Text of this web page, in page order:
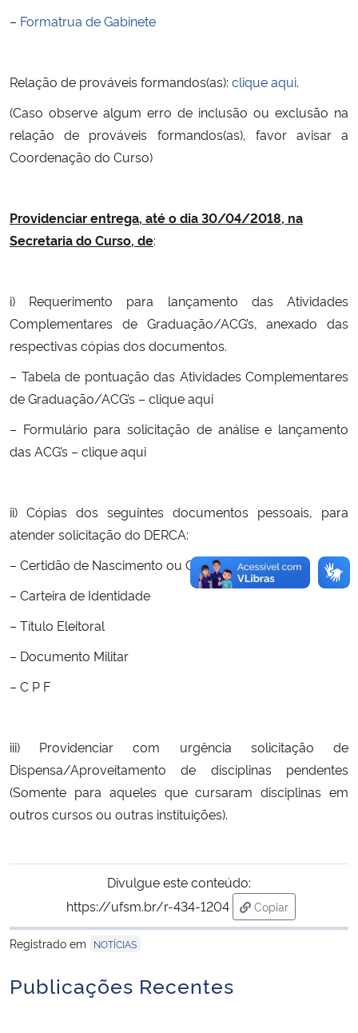
Planalto
– Formatrua de Gabinete
Relação de prováveis formandos(as): clique aqui.
(Caso observe algum erro de inclusão ou exclusão na
relação de prováveis formandos(as), favor avisar a
Coordenação do Curso)
Providenciar entrega, até o dia 30/04/2018, na
Secretaria do Curso, de:
i) Requerimento para lançamento das Atividades
Complementares de Graduação/ACG’s, anexado das
respectivas cópias dos documentos.
– Tabela de pontuação das Atividades Complementares
de Graduação/ACG’s – clique aqui
– Formulário para solicitação de análise e lançamento
das ACG’s – clique aqui
ii) Cópias dos seguintes documentos pessoais, para
atender solicitação do DERCA:
– Certidão de Nascimento ou Casamento
– Carteira de Identidade
– Título Eleitoral
– Documento Militar
– C P F
iii) Providenciar com urgência solicitação de
Dispensa/Aproveitamento de disciplinas pendentes
(Somente para aqueles que cursaram disciplinas em
outros cursos ou outras instituições).
Divulgue este conteúdo:
https://ufsm.br/r-434-1204
Copiar
para área de
Registrado em
NOTÍCIAS
Publicações Recentes